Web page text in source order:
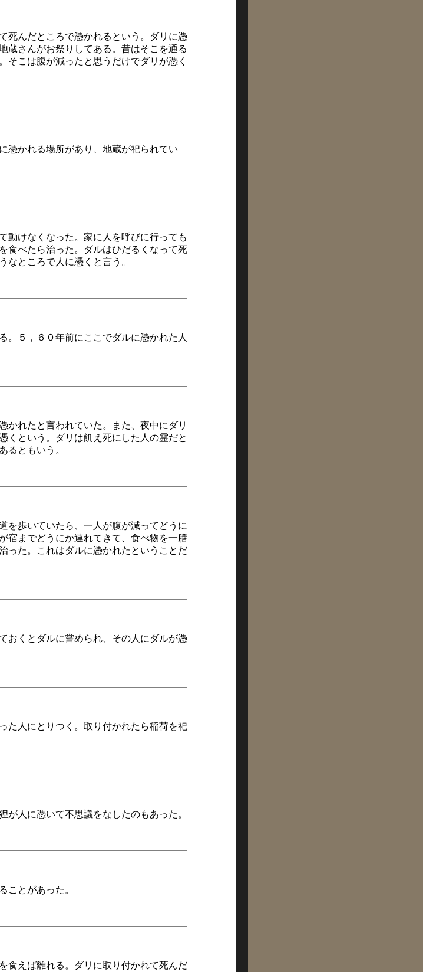
死んだところで憑かれるという。ダリに憑
蔵さんがお祭りしてある。昔はそこを通る
そこは腹が減ったと思うだけでダリが憑く
憑かれる場所があり、地蔵が祀られてい
動けなくなった。家に人を呼びに行っても
食べたら治った。ダルはひだるくなって死
なところで人に憑くと言う。
。５，６０年前にここでダルに憑かれた人
かれたと言われていた。また、夜中にダリ
くという。ダリは飢え死にした人の霊だと
るともいう。
を歩いていたら、一人が腹が減ってどうに
宿までどうにか連れてきて、食べ物を一膳
った。これはダルに憑かれたということだ
おくとダルに嘗められ、その人にダルが憑
た人にとりつく。取り付かれたら稲荷を祀
が人に憑いて不思議をなしたのもあった。
ことがあった。
食えば離れる。ダリに取り付かれて死んだ